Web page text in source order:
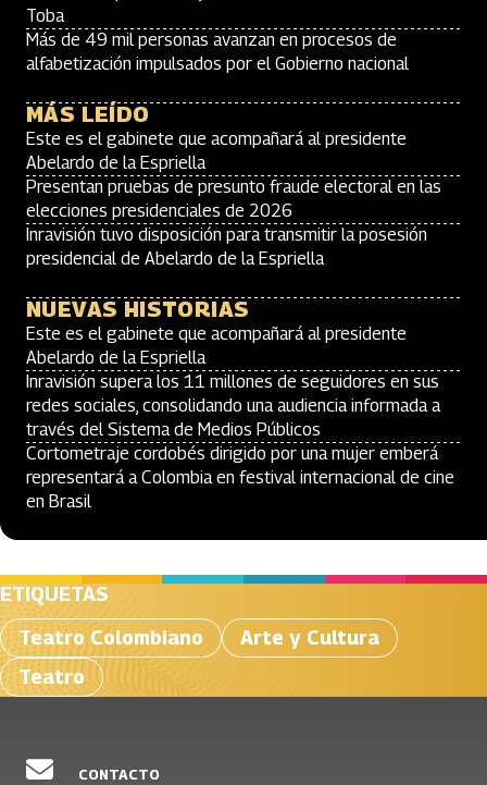
Toba
Más de 49 mil personas avanzan en procesos de
alfabetización impulsados por el Gobierno nacional
MÁS LEÍDO
Este es el gabinete que acompañará al presidente
Abelardo de la Espriella
Presentan pruebas de presunto fraude electoral en las
elecciones presidenciales de 2026
Inravisión tuvo disposición para transmitir la posesión
presidencial de Abelardo de la Espriella
NUEVAS HISTORIAS
Este es el gabinete que acompañará al presidente
Abelardo de la Espriella
Inravisión supera los 11 millones de seguidores en sus
redes sociales, consolidando una audiencia informada a
través del Sistema de Medios Públicos
Cortometraje cordobés dirigido por una mujer emberá
representará a Colombia en festival internacional de cine
en Brasil
ETIQUETAS
Teatro Colombiano
Arte y Cultura
Teatro
CONTACTO